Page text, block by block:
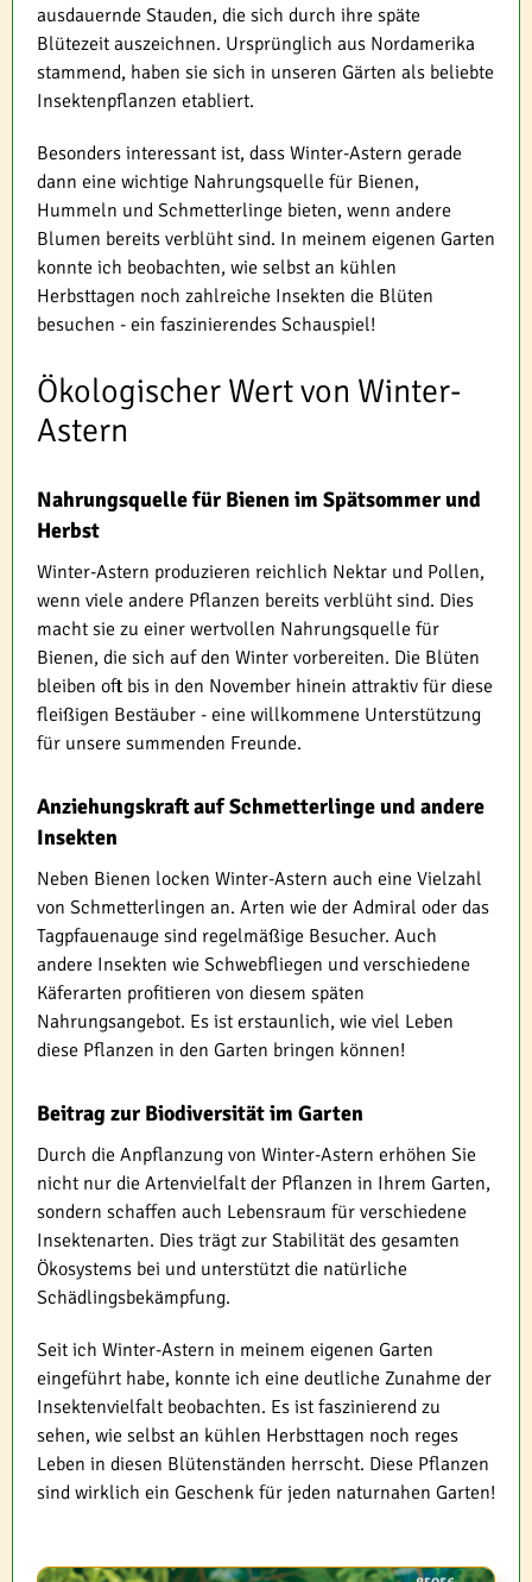
ausdauernde Stauden, die sich durch ihre späte
Blütezeit auszeichnen. Ursprünglich aus Nordamerika
stammend, haben sie sich in unseren Gärten als beliebte
Insektenpflanzen etabliert.
Besonders interessant ist, dass Winter-Astern gerade
dann eine wichtige Nahrungsquelle für Bienen,
Hummeln und Schmetterlinge bieten, wenn andere
Blumen bereits verblüht sind. In meinem eigenen Garten
konnte ich beobachten, wie selbst an kühlen
Herbsttagen noch zahlreiche Insekten die Blüten
besuchen - ein faszinierendes Schauspiel!
Ökologischer Wert von Winter-
Astern
Nahrungsquelle für Bienen im Spätsommer und
Herbst
Winter-Astern produzieren reichlich Nektar und Pollen,
wenn viele andere Pflanzen bereits verblüht sind. Dies
macht sie zu einer wertvollen Nahrungsquelle für
Bienen, die sich auf den Winter vorbereiten. Die Blüten
bleiben oft bis in den November hinein attraktiv für diese
fleißigen Bestäuber - eine willkommene Unterstützung
für unsere summenden Freunde.
Anziehungskraft auf Schmetterlinge und andere
Insekten
Neben Bienen locken Winter-Astern auch eine Vielzahl
von Schmetterlingen an. Arten wie der Admiral oder das
Tagpfauenauge sind regelmäßige Besucher. Auch
andere Insekten wie Schwebfliegen und verschiedene
Käferarten profitieren von diesem späten
Nahrungsangebot. Es ist erstaunlich, wie viel Leben
diese Pflanzen in den Garten bringen können!
Beitrag zur Biodiversität im Garten
Durch die Anpflanzung von Winter-Astern erhöhen Sie
nicht nur die Artenvielfalt der Pflanzen in Ihrem Garten,
sondern schaffen auch Lebensraum für verschiedene
Insektenarten. Dies trägt zur Stabilität des gesamten
Ökosystems bei und unterstützt die natürliche
Schädlingsbekämpfung.
Seit ich Winter-Astern in meinem eigenen Garten
eingeführt habe, konnte ich eine deutliche Zunahme der
Insektenvielfalt beobachten. Es ist faszinierend zu
sehen, wie selbst an kühlen Herbsttagen noch reges
Leben in diesen Blütenständen herrscht. Diese Pflanzen
sind wirklich ein Geschenk für jeden naturnahen Garten!